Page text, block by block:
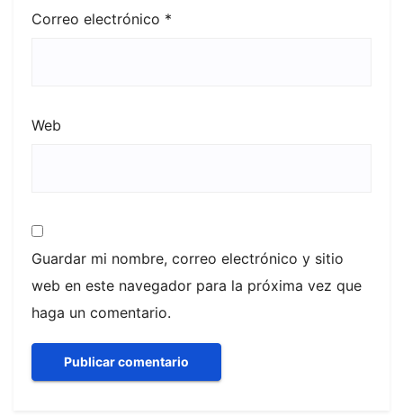
Correo electrónico *
Web
Guardar mi nombre, correo electrónico y sitio
web en este navegador para la próxima vez que
haga un comentario.